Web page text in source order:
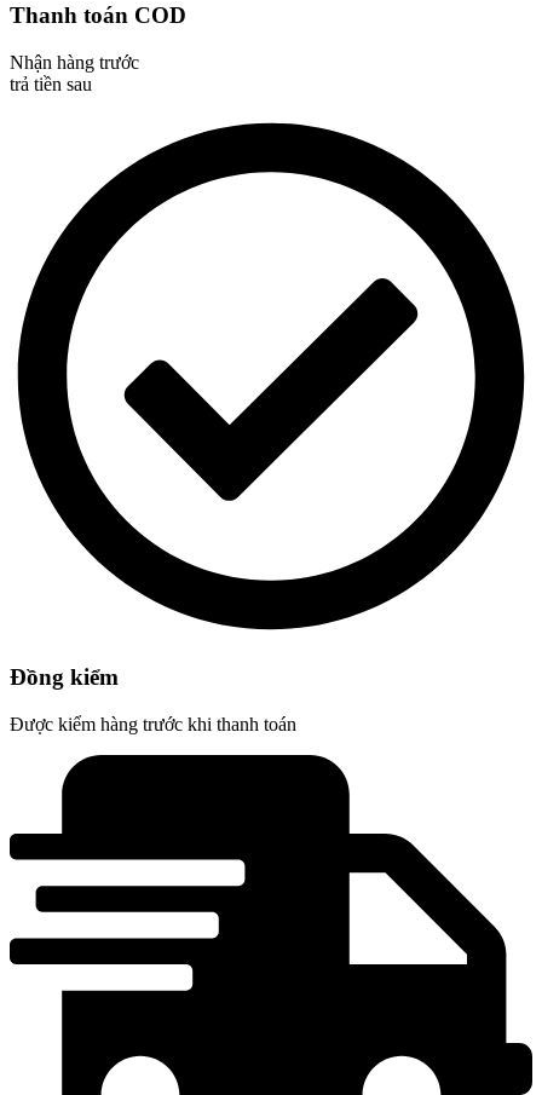
Thanh toán COD
Nhận hàng trước
trả tiền sau
Đồng kiểm
Được kiểm hàng trước khi thanh toán